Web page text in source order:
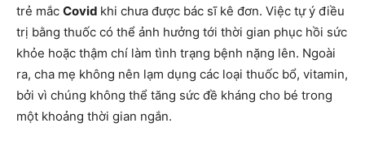
trẻ mắc Covid khi chưa được bác sĩ kê đơn. Việc tự ý điều
trị bằng thuốc có thể ảnh hưởng tới thời gian phục hồi sức
khỏe hoặc thậm chí làm tình trạng bệnh nặng lên. Ngoài
ra, cha mẹ không nên lạm dụng các loại thuốc bổ, vitamin,
bởi vì chúng không thể tăng sức đề kháng cho bé trong
một khoảng thời gian ngắn.